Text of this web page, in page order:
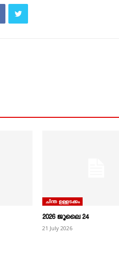
ചിന്ത ഉള്ളടക്കം
2026 ജൂലൈ 24
21 July 2026